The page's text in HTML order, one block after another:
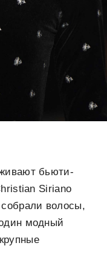
бьюти-
Siriano
волосы,
модный